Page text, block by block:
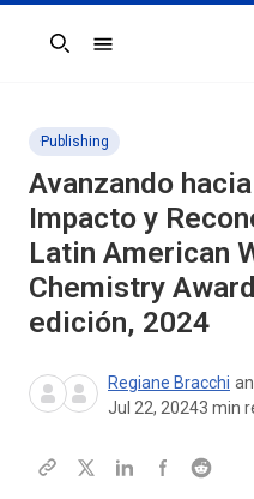
Search
Publishing
Avanzando
Impacto y
Latin American
Chemistry
edición, 2024
Regiane Bracchi
Jul 22, 20243 min